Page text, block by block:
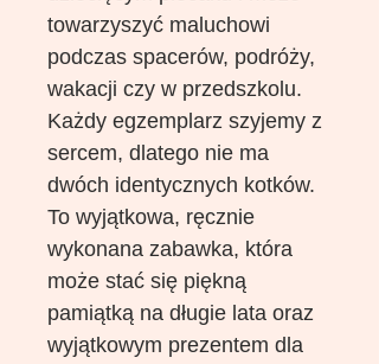
towarzyszyć maluchowi
podczas spacerów, podróży,
wakacji czy w przedszkolu.
Każdy egzemplarz szyjemy z
sercem, dlatego nie ma
dwóch identycznych kotków.
To wyjątkowa, ręcznie
wykonana zabawka, która
może stać się piękną
pamiątką na długie lata oraz
wyjątkowym prezentem dla